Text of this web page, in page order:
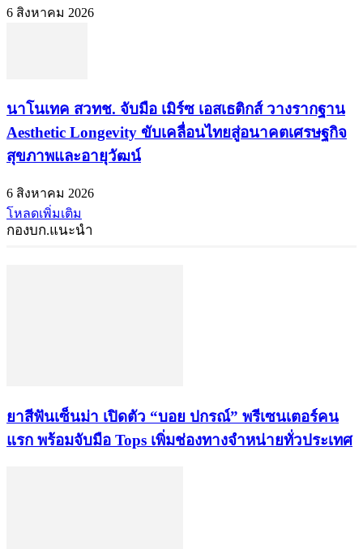
6 สิงหาคม 2026
นาโนเทค สวทช. จับมือ เมิร์ซ เอสเธติกส์ วางรากฐาน
Aesthetic Longevity ขับเคลื่อนไทยสู่อนาคตเศรษฐกิจ
สุขภาพและอายุวัฒน์
6 สิงหาคม 2026
โหลดเพิ่มเติม
กองบก.แนะนำ
ยาสีฟันเซ็นม่า เปิดตัว “บอย ปกรณ์” พรีเซนเตอร์คน
แรก พร้อมจับมือ Tops เพิ่มช่องทางจำหน่ายทั่วประเทศ